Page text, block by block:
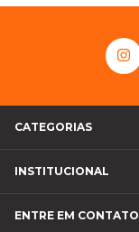
CATEGORIAS
INSTITUCIONAL
ENTRE EM CONTATO